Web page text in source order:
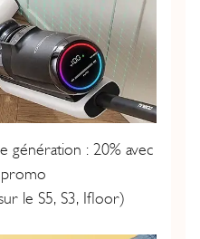
génération : 20% avec
le S5, S3, Ifloor)